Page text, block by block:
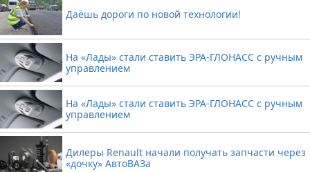
Даёшь дороги по новой технологии!
На «Лады» стали ставить ЭРА-ГЛОНАСС с ручным
управлением
На «Лады» стали ставить ЭРА-ГЛОНАСС с ручным
управлением
Дилеры Renault начали получать запчасти через
«дочку» АвтоВАЗа